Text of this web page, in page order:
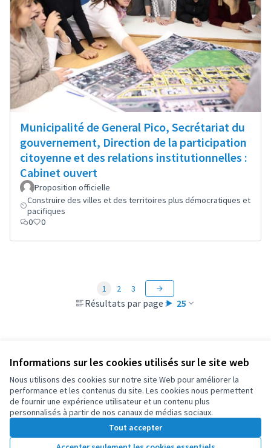
Informations sur les cookies utilisés sur le site web
Nous utilisons des cookies sur notre site Web pour améliorer la
performance et les contenus du site. Les cookies nous permettent
de fournir une expérience utilisateur et un contenu plus
personnalisés à partir de nos canaux de médias sociaux.
Tout accepter
Municipalité de General Pico, Secrétariat du
gouvernement, Direction de la participation
citoyenne et des relations institutionnelles :
Cabinet ouvert
Proposition officielle
Construire des villes et des territoires plus démocratiques et
pacifiques
0
0
Résultats par page : 25
1 2 3
Conditions d'utilisation
Paramètres des cookies
OIDP sur X
(Lien externe)
OIDP sur Facebook
(Lien externe)
OIDP sur YouTube
(Lien externe)
Français
Choose languageChoisir la langueElegir el idioma